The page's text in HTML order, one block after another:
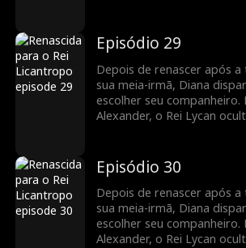
reescrever o próprio
tarde demais.
Episódio 29
Depois de renascer após
sua meia-irmã, Diana
escolher seu companheiro.
Alexander, o Rei Lycan
reescrever o próprio
tarde demais.
Episódio 30
Depois de renascer após
sua meia-irmã, Diana
escolher seu companheiro.
Alexander, o Rei Lycan